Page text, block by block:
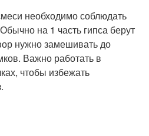
необходимо соблюдать
на 1 часть гипса берут
нужно замешивать до
Важно работать в
чтобы избежать